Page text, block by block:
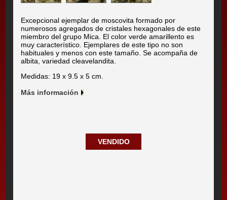
Excepcional ejemplar de moscovita formado por
numerosos agregados de cristales hexagonales de este
miembro del grupo Mica. El color verde amarillento es
muy característico. Ejemplares de este tipo no son
habituales y menos con este tamaño. Se acompaña de
albita, variedad cleavelandita.
Medidas: 19 x 9.5 x 5 cm.
Más información
VENDIDO